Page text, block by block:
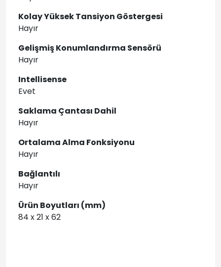
Kolay Yüksek Tansiyon Göstergesi
Hayır
Gelişmiş Konumlandırma Sensörü
Hayır
Intellisense
Evet
Saklama Çantası Dahil
Hayır
Ortalama Alma Fonksiyonu
Hayır
Bağlantılı
Hayır
Ürün Boyutları (mm)
84 x 21 x 62